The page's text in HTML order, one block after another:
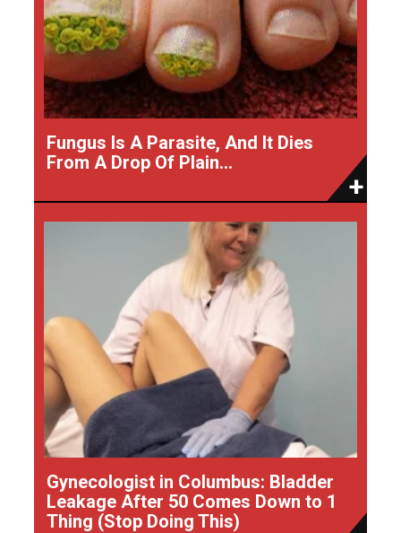
Fungus Is A Parasite, And It Dies
From A Drop Of Plain...
Gynecologist in Columbus: Bladder
Leakage After 50 Comes Down to 1
Thing (Stop Doing This)